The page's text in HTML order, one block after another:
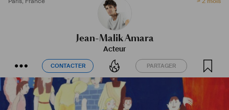
Jean-Malik Amara
Acteur
CONTACTER PARTAGER
CONTACTER PARTAGER